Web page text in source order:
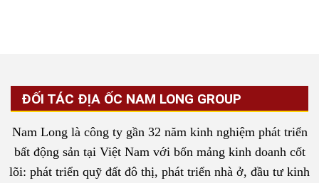
ĐỐI TÁC ĐỊA ỐC NAM LONG GROUP
Nam Long là công ty gần 32 năm kinh nghiệm phát triển
bất động sản tại Việt Nam với bốn mảng kinh doanh cốt
lõi: phát triển quỹ đất đô thị, phát triển nhà ở, đầu tư kinh